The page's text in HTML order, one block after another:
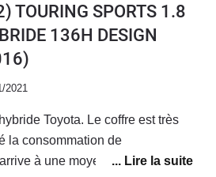
TOURING SPORTS 1.8
136H DESIGN
2021
Toyota. Le coffre est très
la consommation de
à une moyenne de 5.3